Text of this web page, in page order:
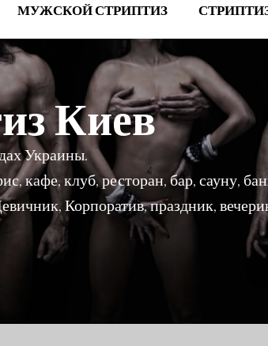
МУЖСКОЙ СТРИПТИЗ
Киев
Украины.
кафе, клуб, ресторан, бар, сауну,
Корпоратив, праздник,